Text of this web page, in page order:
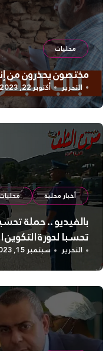
محليات
مختصون يحذرون من
التحرير أكتوبر 22, 2023
أخبار محلية محليات
بالفيديو .. حملة
تحسبا لدورة
التحرير سبتمبر 15, 2023